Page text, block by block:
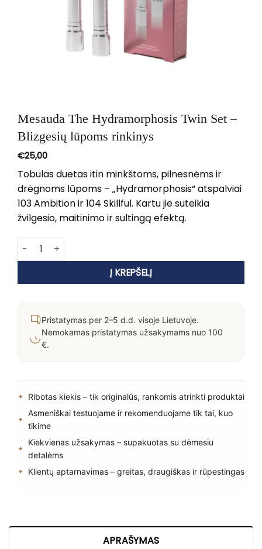
Mesauda The Hydramorphosis Twin Set –
Blizgesių lūpoms rinkinys
€25,00
Tobulas duetas itin minkštoms, pilnesnėms ir
drėgnoms lūpoms – „Hydramorphosis“ atspalviai
103 Ambition ir 104 Skillful. Kartu jie suteikia
žvilgesio, maitinimo ir sultingą efektą.
produkto kiekis: Mesauda The Hydramorphosis Twin Set
Į KREPŠELĮ
Pristatymas per 2–5 d.d. visoje Lietuvoje.
Nemokamas pristatymas užsakymams nuo 100
€.
Ribotas kiekis – tik originalūs, rankomis atrinkti produktai
Asmeniškai testuojame ir rekomenduojame tik tai, kuo
tikime
Kiekvienas užsakymas – supakuotas su dėmesiu
detalėms
Klientų aptarnavimas – greitas, draugiškas ir rūpestingas
APRAŠYMAS